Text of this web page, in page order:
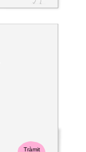
Tràmit